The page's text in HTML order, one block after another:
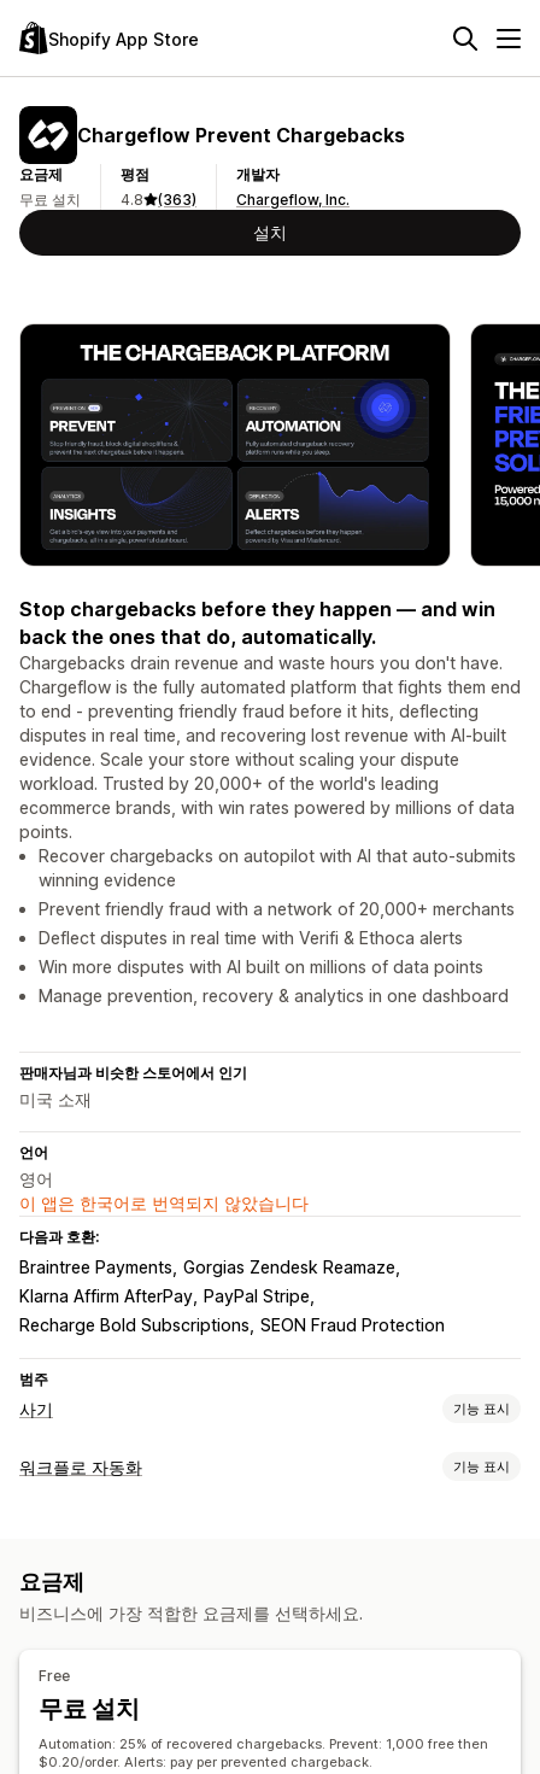
Shopify App Store
Chargeflow Prevent Chargebacks
요금제
무료 설치
평점
4.8
(363)
개발자
Chargeflow, Inc.
설치
Stop chargebacks before they happen — and win
back the ones that do, automatically.
Chargebacks drain revenue and waste hours you don't have.
Chargeflow is the fully automated platform that fights them end
to end - preventing friendly fraud before it hits, deflecting
disputes in real time, and recovering lost revenue with AI-built
evidence. Scale your store without scaling your dispute
workload. Trusted by 20,000+ of the world's leading
ecommerce brands, with win rates powered by millions of data
points.
Recover chargebacks on autopilot with AI that auto-submits
winning evidence
Prevent friendly fraud with a network of 20,000+ merchants
Deflect disputes in real time with Verifi & Ethoca alerts
Win more disputes with AI built on millions of data points
Manage prevention, recovery & analytics in one dashboard
판매자님과 비슷한 스토어에서 인기
미국 소재
언어
영어
이 앱은 한국어로 번역되지 않았습니다
다음과 호환:
Braintree Payments Gorgias Zendesk Reamaze
Klarna Affirm AfterPay
PayPal Stripe
Recharge Bold Subscriptions SEON Fraud Protection
범주
사기 기능 표시
사기 유형
주문 확인
신원 확인
AI-기반 감지 사기 필터 자동화된 워크플로
고위험 알림
사기 알림
지불 거절 분석
워크플로 자동화 기능 표시
시간 기반
사용자 지정 워크플로
요금제
비즈니스에 가장 적합한 요금제를 선택하세요.
Free
무료 설치
Automation: 25% of recovered chargebacks. Prevent: 1,000 free then
$0.20/order. Alerts: pay per prevented chargeback.